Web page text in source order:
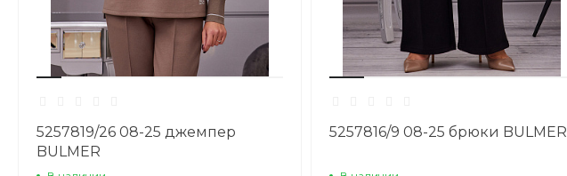
5257819/26 08-25 джемпер
BULMER
5257816/9 08-25 брюки BULMER